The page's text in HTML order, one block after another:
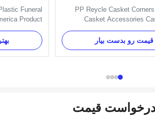
PP Reycle Casket
Casket Accessories
Accessories Coffin
Accessories Corner
metal casket handle and
قیمت رو بدست بیار
Funeral
Product
of Origin
T/T, Western
Material
قیمت